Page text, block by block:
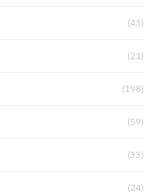
(43)
(21)
(198)
(59)
(33)
(24)